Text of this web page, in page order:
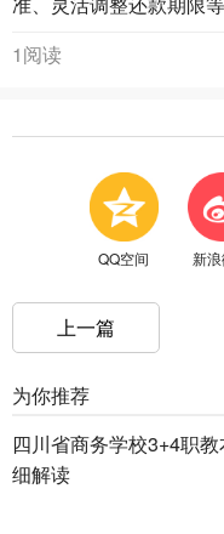
1阅读
QQ空间 新
上一篇
为你推荐
四川省商务学校3+4职
细解读